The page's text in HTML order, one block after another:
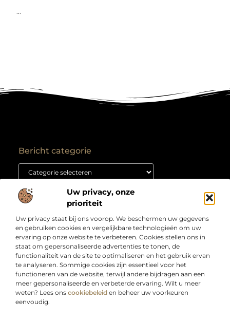
Uw privacy, onze
prioriteit
Uw privacy staat bij ons voorop. We beschermen uw gegevens
en gebruiken cookies en vergelijkbare technologieën om uw
ervaring op onze website te verbeteren. Cookies stellen ons in
staat om gepersonaliseerde advertenties te tonen, de
functionaliteit van de site te optimaliseren en het gebruik ervan
te analyseren. Sommige cookies zijn essentieel voor het
functioneren van de website, terwijl andere bijdragen aan een
meer gepersonaliseerde en verbeterde ervaring. Wilt u meer
weten? Lees ons cookiebeleid en beheer uw voorkeuren
eenvoudig.
...
Over
Bedrijf
“Jouw bron voor slimme inzichten en creatieve
inspiratie”
Laat je verrassen door artikelen boordevol kennis,
praktische tips en ideeën die je blik verruimen. Welkom
bij Webdesigndirect.nl – waar inhoud en innovatie
samenkomen om jou vooruit te helpen.
Onze informatie
Bericht categorie